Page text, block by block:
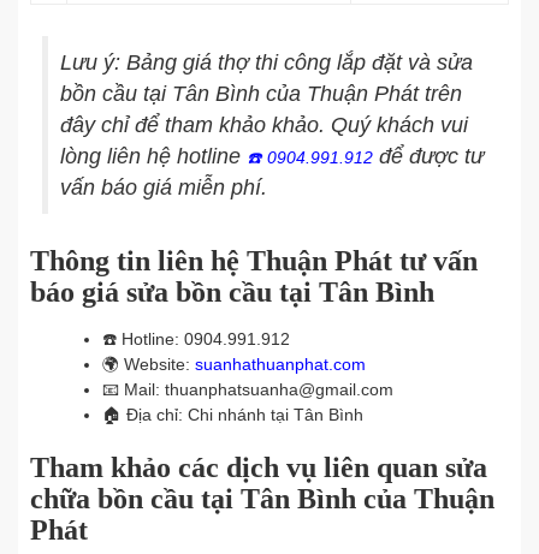
Lưu ý: Bảng giá thợ thi công lắp đặt và sửa
bồn cầu tại Tân Bình của Thuận Phát trên
đây chỉ để tham khảo khảo. Quý khách vui
lòng liên hệ hotline ☎️ 0904.991.912 để được tư
vấn báo giá miễn phí.
Thông tin liên hệ Thuận Phát tư vấn
báo giá sửa bồn cầu tại Tân Bình
☎️ Hotline: 0904.991.912
🌍 Website: suanhathuanphat.com
📧 Mail: thuanphatsuanha@gmail.com
🏠 Địa chỉ: Chi nhánh tại Tân Bình
Tham khảo các dịch vụ liên quan sửa
chữa bồn cầu tại Tân Bình của Thuận
Phát